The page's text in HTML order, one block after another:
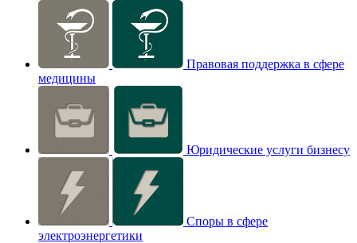
Правовая поддержка в сфере
медицины
Юридические услуги бизнесу
Споры в сфере
электроэнергетики